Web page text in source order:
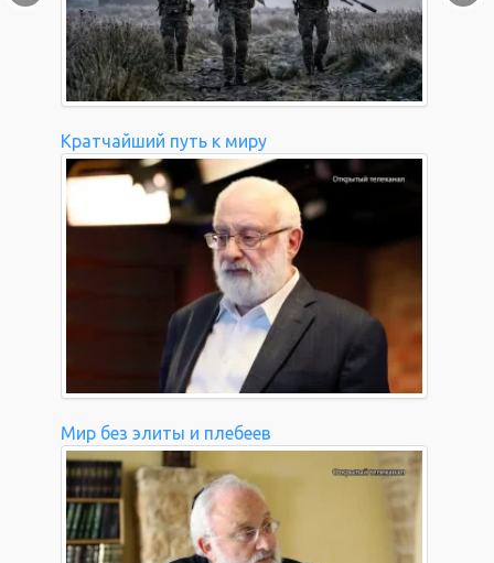
Кратчайший путь к миру
Мир без элиты и плебеев